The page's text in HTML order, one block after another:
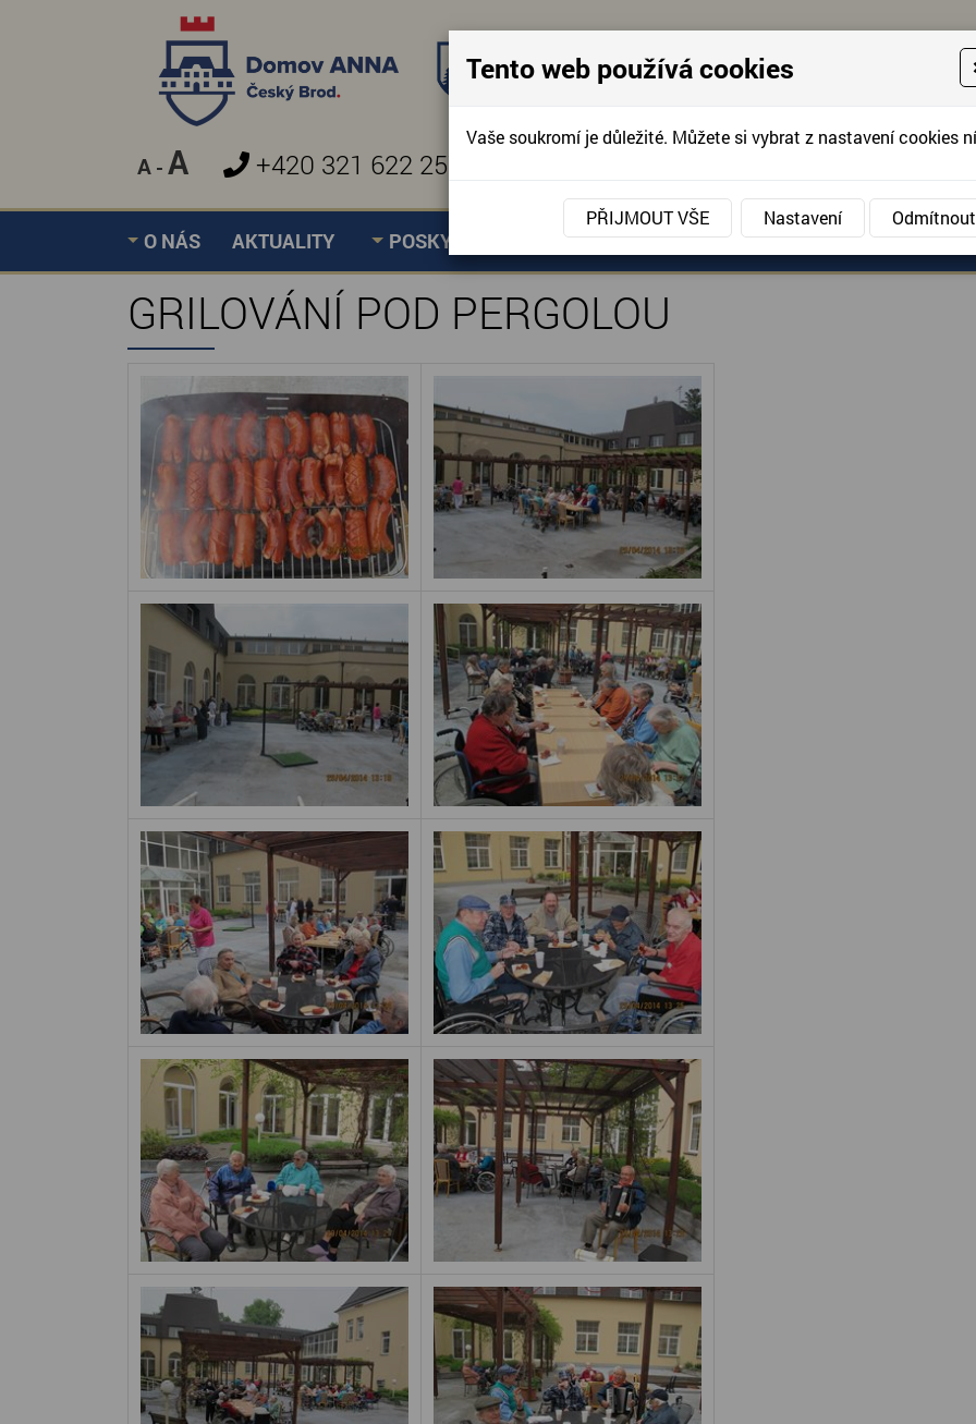
A - A +420 321 622 257 KONTAKTUJTE
O NÁS AKTUALITY POSKYTOVANÉ SLUŽBY AKCE, FOTOGRAFIE
Úvodní stránka » ČARODĚJNICKÉ GRILOVÁNÍ
GRILOVÁNÍ POD PERGOLOU
Tento web používá cookies
Vaše soukromí je důležité. Můžete si vybrat z nastavení cookies
PŘIJMOUT VŠE Nastavení Odmítnout